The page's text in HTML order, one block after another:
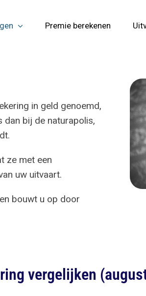
Premie berekenen
in geld genoemd,
dan bij de naturapolis,
ze met een
uw uitvaart.
bouwt u op door
vergelijken